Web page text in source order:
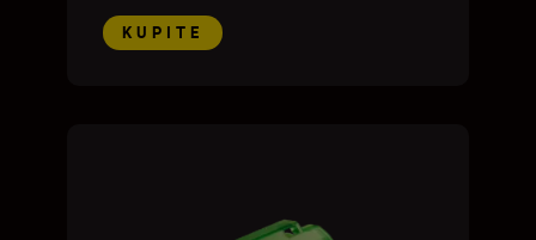
KUPITE